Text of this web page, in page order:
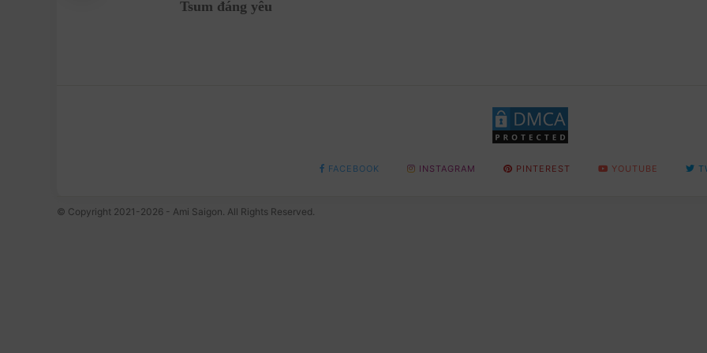
Tsum đáng yêu
FACEBOOK INSTAGRAM PINTEREST YOUTUBE
© Copyright 2021-2026 - Ami Saigon. All Rights Reserved.